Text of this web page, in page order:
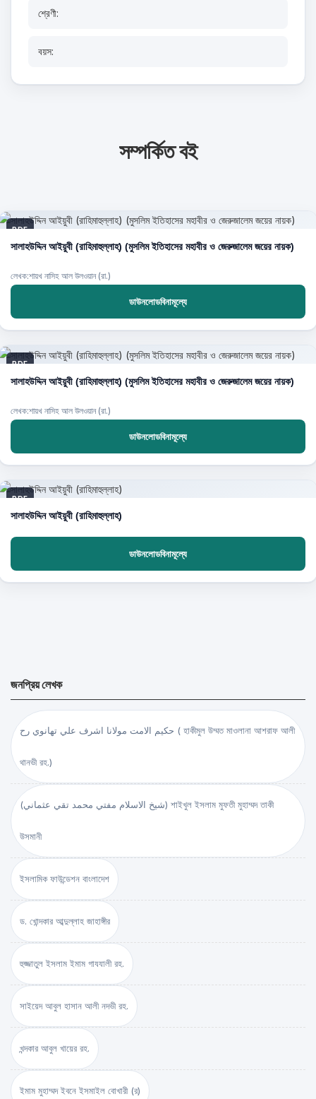
শ্রেণী:
বয়স:
সম্পর্কিত বই
PDF
সালাহউদ্দিন আইয়ুবী (রাহিমাহুল্লাহ) (মুসলিম ইতিহাসের মহাবীর ও জেরুজালেম জয়ের নায়ক)
লেখক:শায়খ নাসিহ আল উলওয়ান (রা.)
ডাউনলোডবিনামূল্যে
PDF
সালাহউদ্দিন আইয়ুবী (রাহিমাহুল্লাহ) (মুসলিম ইতিহাসের মহাবীর ও জেরুজালেম জয়ের নায়ক)
লেখক:শায়খ নাসিহ আল উলওয়ান (রা.)
ডাউনলোডবিনামূল্যে
PDF
সালাহউদ্দিন আইয়ুবী (রাহিমাহুল্লাহ)
ডাউনলোডবিনামূল্যে
জনপ্রিয় লেখক
حكيم الامت مولانا اشرف علي تهانوي رح ( হাকীমুল উম্মত মাওলানা আশরাফ আলী
থানভী রহ.)
(شيخ الاسلام مفتي محمد تقي عثماني) শাইখুল ইসলাম মুফতী মুহাম্মদ তাকী
উসমানী
ইসলামিক ফাউন্ডেশন বাংলাদেশ
ড. খোন্দকার আব্দুল্লাহ জাহাঙ্গীর
হুজ্জাতুল ইসলাম ইমাম গাযযালী রহ.
সাইয়েদ আবুল হাসান আলী নদভী রহ.
খন্দকার আবুল খায়ের রহ.
ইমাম মুহাম্মদ ইবনে ইসমাইল বোখারী (র)